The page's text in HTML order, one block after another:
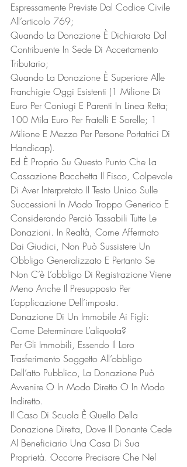
Espressamente Previste Dal Codice Civile
All’articolo 769;
Quando La Donazione È Dichiarata Dal
Contribuente In Sede Di Accertamento
Tributario;
Quando La Donazione È Superiore Alle
Franchigie Oggi Esistenti (1 Milione Di
Euro Per Coniugi E Parenti In Linea Retta;
100 Mila Euro Per Fratelli E Sorelle; 1
Milione E Mezzo Per Persone Portatrici Di
Handicap).
Ed È Proprio Su Questo Punto Che La
Cassazione Bacchetta Il Fisco, Colpevole
Di Aver Interpretato Il Testo Unico Sulle
Successioni In Modo Troppo Generico E
Considerando Perciò Tassabili Tutte Le
Donazioni. In Realtà, Come Affermato
Dai Giudici, Non Può Sussistere Un
Obbligo Generalizzato E Pertanto Se
Non C’è L’obbligo Di Registrazione Viene
Meno Anche Il Presupposto Per
L’applicazione Dell’imposta.
Donazione Di Un Immobile Ai Figli:
Come Determinare L’aliquota?
Per Gli Immobili, Essendo Il Loro
Trasferimento Soggetto All’obbligo
Dell’atto Pubblico, La Donazione Può
Avvenire O In Modo Diretto O In Modo
Indiretto.
Il Caso Di Scuola È Quello Della
Donazione Diretta, Dove Il Donante Cede
Al Beneficiario Una Casa Di Sua
Proprietà. Occorre Precisare Che Nel